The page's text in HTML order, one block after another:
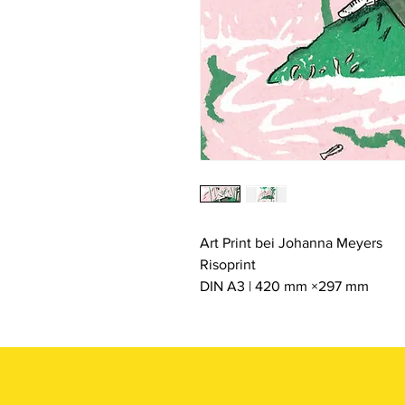
Art Print bei Johanna Meyers
Risoprint
DIN A3 | 420 mm ×297 mm